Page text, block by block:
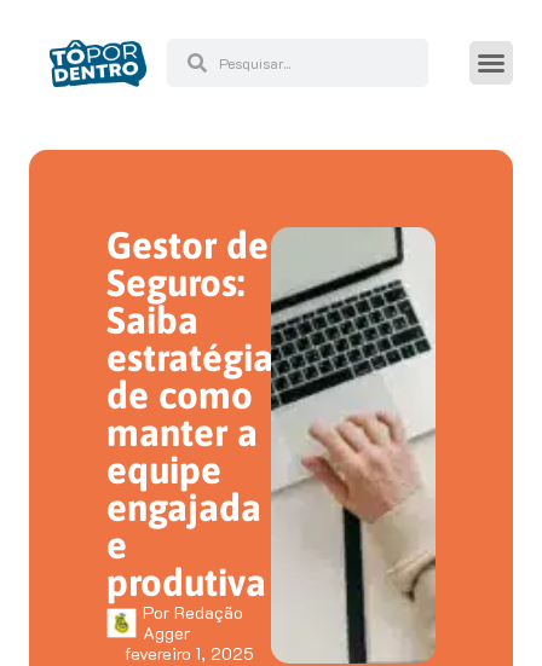
Gestor de
Seguros:
Saiba
estratégias
de como
manter a
equipe
engajada
e
produtiva
Por Redação
Agger
fevereiro 1, 2025